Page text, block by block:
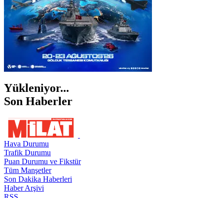
Yükleniyor...
Son Haberler
Hava Durumu
Trafik Durumu
Puan Durumu ve Fikstür
Tüm Manşetler
Son Dakika Haberleri
Haber Arşivi